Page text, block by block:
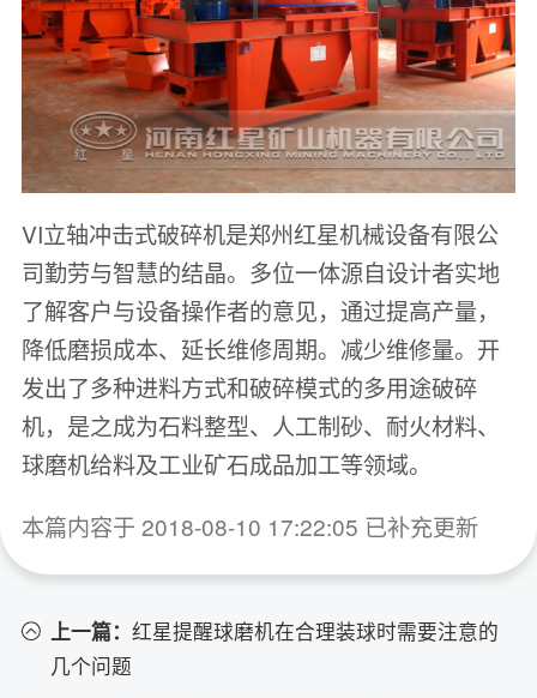
VI立轴冲击式破碎机是郑州红星机械设备有限公
司勤劳与智慧的结晶。多位一体源自设计者实地
了解客户与设备操作者的意见，通过提高产量，
降低磨损成本、延长维修周期。减少维修量。开
发出了多种进料方式和破碎模式的多用途破碎
机，是之成为石料整型、人工制砂、耐火材料、
球磨机给料及工业矿石成品加工等领域。
本篇内容于 2018-08-10 17:22:05 已补充更新
上一篇： 红星提醒球磨机在合理装球时需要注意的
几个问题